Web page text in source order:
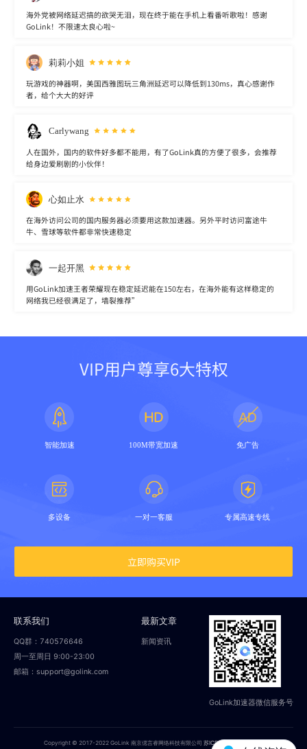
海外党被网络延迟搞的欲哭无泪，现在终于能在手机上看番听歌啦！感谢
GoLink！不限速太良心啦~
莉莉小姐
玩游戏的神器啊，美国西雅图玩三角洲延迟可以降低到130ms，真心感谢作
者，给个大大的好评
Carlywang
人在国外，国内的软件好多都不能用，有了GoLink真的方便了很多，会推荐
给身边爱刷剧的小伙伴！
心如止水
在海外访问公司的国内服务器必须要用这款加速器。另外平时访问富途牛
牛、雪球等软件都非常快速稳定
一起开黑
用GoLink加速王者荣耀现在稳定延迟能在150左右，在海外能有这样稳定的
网络我已经很满足了，墙裂推荐”
VIP用户尊享6大特权
智能加速 100M带宽加速 免广告
多设备 一对一客服 专属高速专线
立即购买VIP
联系我们
QQ群：740576646
周一至周日 9:00-23:00
邮箱：support@golink.com
最新文章
新闻资讯
GoLink加速器微信服务号
Copyright © 2017-2022 GoLink 南京偲言睿网络科技有限公司苏ICP备18014251号-2